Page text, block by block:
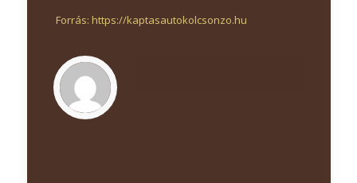
Forrás: https://kaptasautokolcsonzo.hu